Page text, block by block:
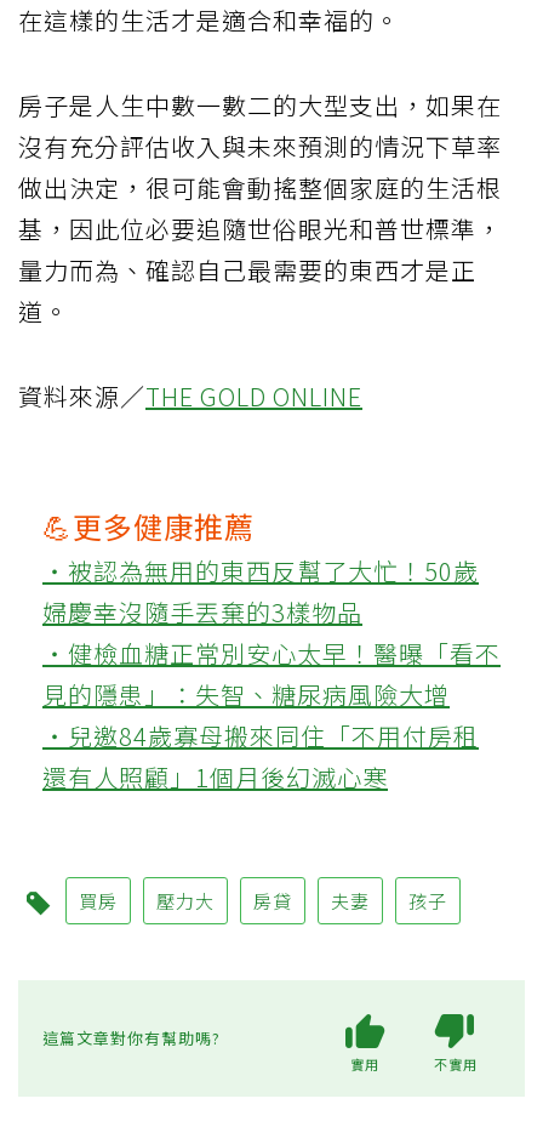
在這樣的生活才是適合和幸福的。
房子是人生中數一數二的大型支出，如果在
沒有充分評估收入與未來預測的情況下草率
做出決定，很可能會動搖整個家庭的生活根
基，因此位必要追隨世俗眼光和普世標準，
量力而為、確認自己最需要的東西才是正
道。
資料來源／THE GOLD ONLINE
💪更多健康推薦
‧被認為無用的東西反幫了大忙！50歲
婦慶幸沒隨手丟棄的3樣物品
‧健檢血糖正常別安心太早！醫曝「看不
見的隱患」：失智、糖尿病風險大增
‧兒邀84歲寡母搬來同住「不用付房租
還有人照顧」1個月後幻滅心寒
買房 壓力大 房貸 夫妻 孩子
這篇文章對你有幫助嗎?
實用 不實用